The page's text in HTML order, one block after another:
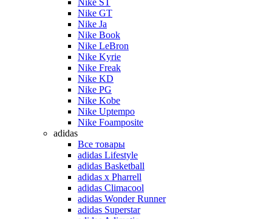
Nike ST
Nike GT
Nike Ja
Nike Book
Nike LeBron
Nike Kyrie
Nike Freak
Nike KD
Nike PG
Nike Kobe
Nike Uptempo
Nike Foamposite
adidas
Все товары
adidas Lifestyle
adidas Basketball
adidas x Pharrell
adidas Climacool
adidas Wonder Runner
adidas Superstar